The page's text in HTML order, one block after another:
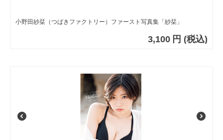
小野田紗栞（つばきファクトリー）ファースト写真集「紗栞」
3,100 円 (税込)